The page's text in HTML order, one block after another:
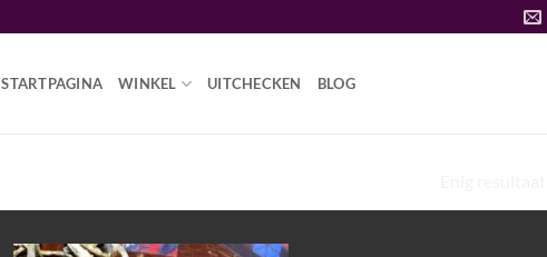
STARTPAGINA WINKEL UITCHECKEN BLOG